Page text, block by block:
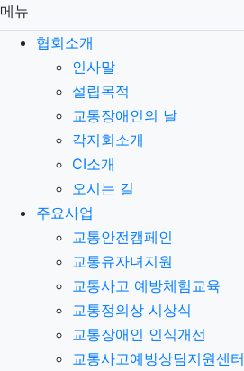
메뉴
협회소개
인사말
설립목적
교통장애인의 날
각지회소개
CI소개
오시는 길
주요사업
교통안전캠페인
교통유자녀지원
교통사고 예방체험교육
교통정의상 시상식
교통장애인 인식개선
교통사고예방상담지원센터